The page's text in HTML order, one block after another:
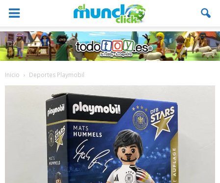
Inicio Deportes Playmobil